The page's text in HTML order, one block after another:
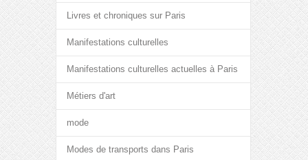
Livres et chroniques sur Paris
Manifestations culturelles
Manifestations culturelles actuelles à Paris
Métiers d'art
mode
Modes de transports dans Paris